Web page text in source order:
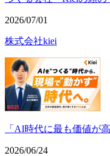
2026/07/01
株式会社kiei
「AI時代に最も価値が
2026/06/24